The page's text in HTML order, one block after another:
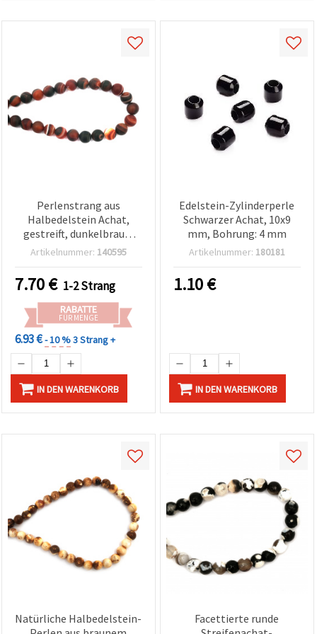
Richtlinie
Alle
Perlenstrang aus
Halbedelstein Achat,
gestreift, dunkelbraun,
matte runde Perlen, 12
Artikelnummer: 140595
7.70€ 1-2 Strang
RABATTE
FÜR MENGE
6.93 €- 10 %3 Strang +
IN DEN WARENKORB
Edelstein-Zylinderperle
Schwarzer Achat, 10x9
mm, Bohrung: 4 mm
Artikelnummer: 180181
1.10€
IN DEN WARENKORB
Natürliche Halbedelstein-
Facettierte runde